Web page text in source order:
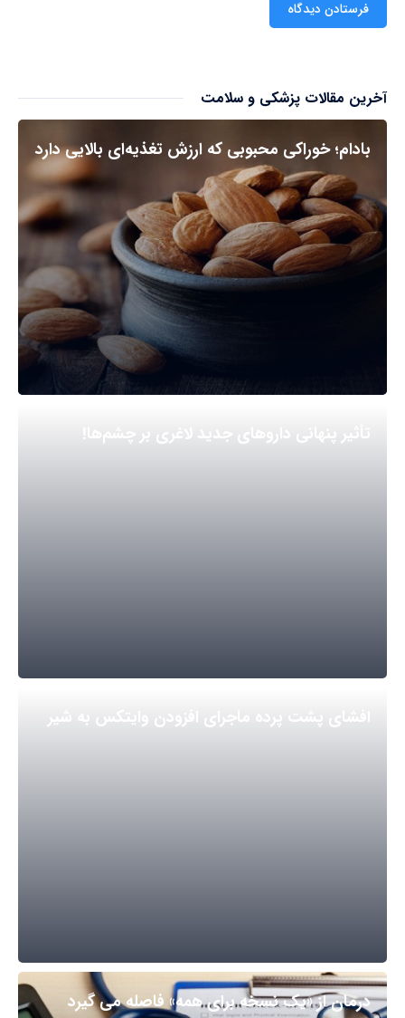
آخرین مقالات پزشکی و سلامت
بادام؛ خوراکی محبوبی که ارزش تغذیه‌ای بالایی دارد
تأثیر پنهانی داروهای جدید لاغری بر چشم‌ها!
افشای پشت پرده ماجرای افزودن وایتکس به شیر
درمان از «یک نسخه برای همه» فاصله می گیرد